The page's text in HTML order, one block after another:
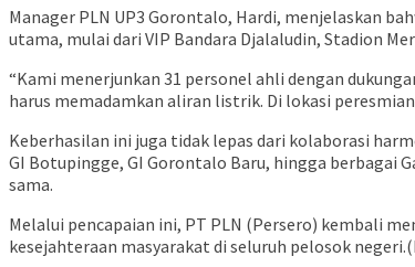
Manager PLN UP3 Gorontalo, Hardi, menjelaskan
utama, mulai dari VIP Bandara Djalaludin, Stadion
“Kami menerjunkan 31 personel ahli dengan
harus memadamkan aliran listrik. Di lokasi
Keberhasilan ini juga tidak lepas dari kolaborasi
GI Botupingge, GI Gorontalo Baru, hingga berbagai
sama.
Melalui pencapaian ini, PT PLN (Persero) kembali
kesejahteraan masyarakat di seluruh pelosok